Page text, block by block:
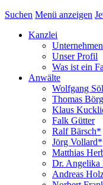
Suchen Menü anzeigen
Kanzlei
Unser Profil
Was ist ein
Anwälte
Wolfgang
Thomas
Klaus
Falk Gütter
Ralf Bärsch*
Jörg Vollard*
Matthias
Dr. Angelika
Andreas